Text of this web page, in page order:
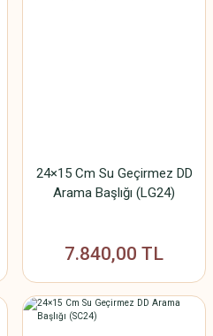
24×15 Cm Su Geçirmez DD
Arama Başlığı (LG24)
7.840,00 TL